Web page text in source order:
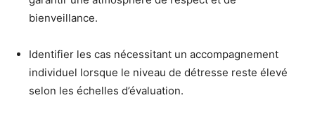
bienveillance.
Identifier les cas nécessitant un accompagnement
individuel lorsque le niveau de détresse reste élevé
selon les échelles d’évaluation.